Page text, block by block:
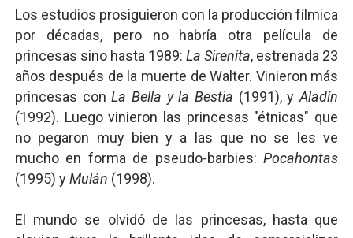
Los estudios prosiguieron con la producción fílmica
por décadas, pero no habría otra película de
princesas sino hasta 1989: La Sirenita, estrenada 23
años después de la muerte de Walter. Vinieron más
princesas conLa Bella y la Bestia (1991), yAladín
(1992). Luego vinieron las princesas "étnicas" que
no pegaron muy bien y a las que no se les ve
mucho en forma de pseudo-barbies:Pocahontas
(1995) yMulán (1998).
El mundo se olvidó de las princesas, hasta que